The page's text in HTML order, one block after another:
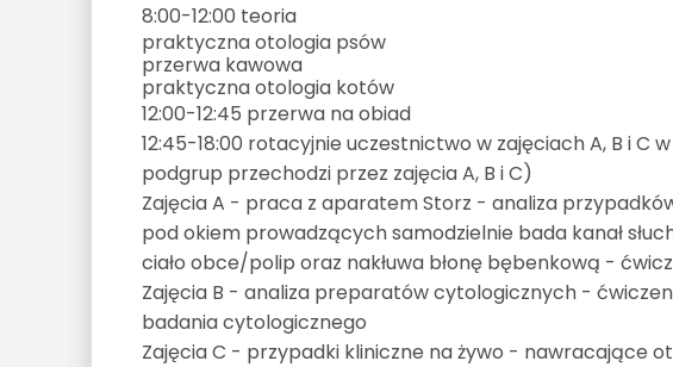
8:00-12:00 teoria
praktyczna otologia psów
przerwa kawowa
praktyczna otologia kotów
12:00-12:45 przerwa na obiad
12:45-18:00 rotacyjnie uczestnictwo w zajęciach A, B i C
podgrup przechodzi przez zajęcia A, B i C)
Zajęcia A - praca z aparatem Storz - analiza
pod okiem prowadzących samodzielnie bada kanał
ciało obce/polip oraz nakłuwa błonę bębenkową -
Zajęcia B - analiza preparatów cytologicznych -
badania cytologicznego
Zajęcia C - przypadki kliniczne na żywo - nawracające